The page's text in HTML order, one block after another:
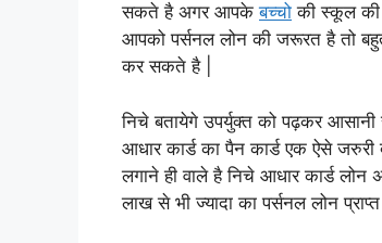
सकते है अगर आपकेबच्चो की स्कूल की
आपको पर्सनल लोन की जरूरत है तो
कर सकते है |
निचे बतायेगे उपर्युक्त को पढ़कर
आधार कार्ड का पैन कार्ड एक ऐसे
लगाने ही वाले है निचे आधार कार्ड
लाख से भी ज्यादा का पर्सनल लोन प्राप्त